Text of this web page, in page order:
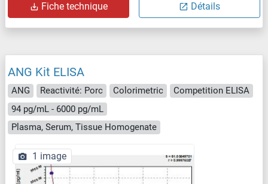
Fiche technique Détails
ANG Kit ELISA
ANG Reactivité: Porc Colorimetric
Competition ELISA
94 pg/mL - 6000 pg/mL
Plasma, Serum, Tissue Homogenate
1 image